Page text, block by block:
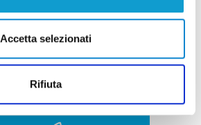
Accetta selezionati
Rifiuta